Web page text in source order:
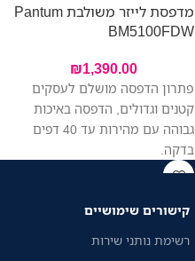
מדפסת לייזר משולבת Pantum
BM5100FDW
₪1,390.00
פתרון הדפסה מושלם לעסקים
קטנים וגדולים, הדפסה באיכות
גבוהה עם מהירות עד 40 דפים
בדקה.
קישורים שימושיים
רשימת נותני שירות